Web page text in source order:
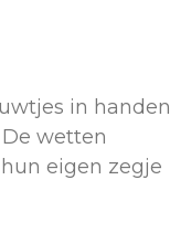
in handen
wetten
eigen zegje